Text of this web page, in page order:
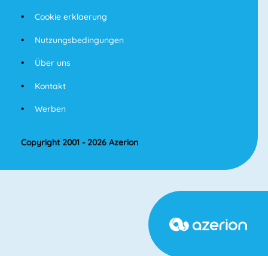
Cookie erklaerung
Nutzungsbedingungen
Über uns
Kontakt
Werben
Copyright 2001 - 2026 Azerion